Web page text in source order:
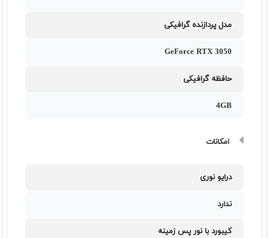
مدل پردازنده گرافیکی
GeForce RTX 3050
حافظه گرافیکی
4GB
امکانات
درایو نوری
ندارد
کیبورد با نور پس زمینه